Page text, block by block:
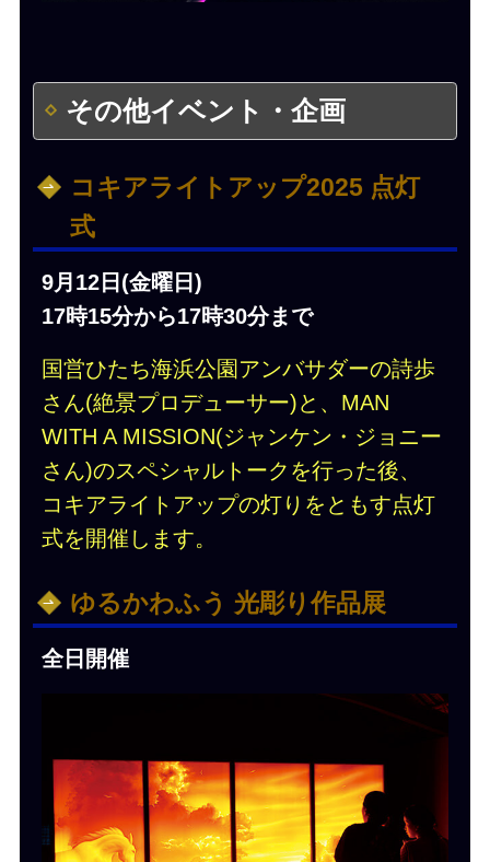
その他イベント・企画
コキアライトアップ2025 点灯
式
9月12日(金曜日)
17時15分から17時30分まで
国営ひたち海浜公園アンバサダーの詩歩
さん(絶景プロデューサー)と、MAN
WITH A MISSION(ジャンケン・ジョニー
さん)のスペシャルトークを⾏った後、
コキアライトアップの灯りをともす点灯
式を開催します。
ゆるかわふう 光彫り作品展
全日開催